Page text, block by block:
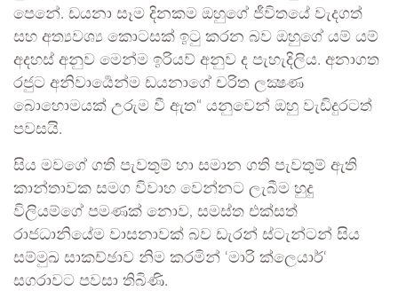
පෙනේ. ඩයනා සෑම දිනකම ඔහුගේ ජීවිතයේ වැදගත්
සහ අත්‍යවශ්‍ය කොටසක් ඉටු කරන බව ඔහුගේ යම් යම්
අදහස් අනුව මෙන්ම ඉරියව් අනුව ද පැහැදිලිය. අනාගත
රජුට අනිවාර්‍යෙන්ම ඩයනාගේ චරිත ලක්‍ෂණ
බොහොමයක් උරුම වී ඇත“ යනුවෙන් ඔහු වැඩිදුරටත්
පවසයි.
සිය මවගේ ගති පැවතුම් හා සමාන ගති පැවතුම් ඇති
කාන්තාවක සමග විවාහ වෙන්නට ලැබීම හුදු
විලියම්ගේ පමණක් නොව, සමස්ත එක්සත්
රාජධානියේම වාසනාවක් බව ඩැරන් ස්ටැන්ටන් සිය
සම්මුඛ සාකච්ඡාව නිම කරමින් ‘මාරි ක්ලෙයාර්‘
සගරාවට පවසා තිබිණි.